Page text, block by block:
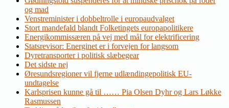
og mad
Venstreminister i dobbeltrolle i europaudvalget
Stort mandefald blandt Folketingets europapolitikere
Energikommissæren på vej med mål for elektrificering
Statsrevisor: Energinet er i forvejen for langsom
Dyretransporter i politisk slæbegear
Det sidste nej
Øresundsregioner vil fjerne udlændingepolitisk EU-
undtagelse
Karlsprisen kunne gå til …… Pia Olsen Dyhr og Lars Løkke
Rasmussen